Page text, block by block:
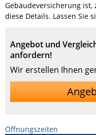
Gebäudeversicherung
diese Details. Lassen Sie
Angebot und
anfordern!
Wir erstellen Ihnen
Öffnungszeiten